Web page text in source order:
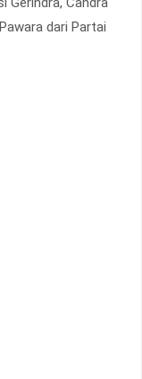
dari Partai